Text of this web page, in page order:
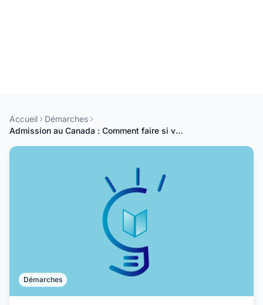
Accueil
Démarches
Admission au Canada : Comment faire si vous n'avez pas de carte Visa ?
Démarches